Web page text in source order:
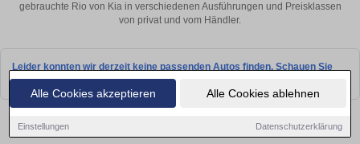
Alle Cookies akzeptieren Alle Cookies ablehnen
Einstellungen Datenschutzerklärung
gebrauchte Rio von Kia in verschiedenen Ausführungen und Preisklassen
von privat und vom Händler.
Leider konnten wir derzeit keine passenden Autos finden. Schauen Sie
bald wieder vorbei!